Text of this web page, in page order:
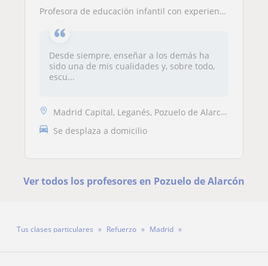
Profesora de educación infantil con experiencia de cuatro años en impartir clases particulares a niños de primaria y la ESO.
Desde siempre, enseñar a los demás ha
sido una de mis cualidades y, sobre todo,
escu...
Madrid Capital, Leganés, Pozuelo de Alarcón
Se desplaza a domicilio
Ver todos los profesores en Pozuelo de Alarcón
Tus clases particulares Refuerzo
Madrid